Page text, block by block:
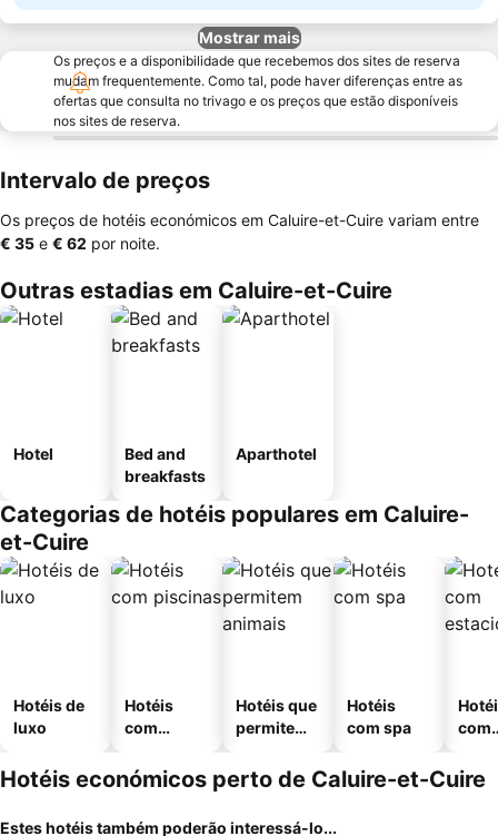
Mostrar mais
Os preços e a disponibilidade que recebemos dos sites de reserva
mudam frequentemente. Como tal, pode haver diferenças entre as
ofertas que consulta no trivago e os preços que estão disponíveis
nos sites de reserva.
Intervalo de preços
Os preços de hotéis económicos em Caluire-et-Cuire variam entre
‎€ 35 e ‎€ 62 por noite.
Outras estadias em Caluire-et-Cuire
Hotel
Bed and
breakfasts
Aparthotel
Categorias de hotéis populares em Caluire-
et-Cuire
Hotéis de
luxo
Hotéis
com
Hotéis que
permitem
Hotéis
com spa
com
Hotéis económicos perto de Caluire-et-Cuire
Estes hotéis também poderão interessá-lo...